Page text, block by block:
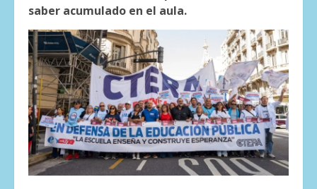
saber acumulado en el aula.